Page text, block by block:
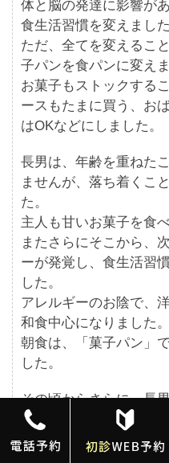
体と脳の発達に影響が
食生活習慣を変えました
ただ、全てを変えるこ
子パンを食パンに変えま
お菓子もストックする
ースもたまに買う、お
はOKなどにしました。
長男は、年齢を重ねた
ませんが、落ち着くこ
た。
主人も甘いお菓子を食
またさらにそこから、
ーが発覚し、食生活習
した。
アレルギーのお陰で、
和食中心になりました。
朝食は、「菓子パン」
した。
その頃からさらに、長
した。
主人は、朝食を家で食